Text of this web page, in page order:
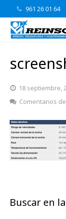
961 26 01 64
18 septiembre,
Comentarios
Buscar en